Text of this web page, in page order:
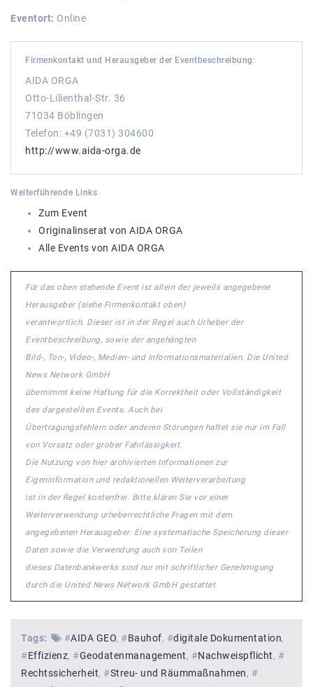
Eventort: Online
Firmenkontakt und Herausgeber der Eventbeschreibung:
AIDA ORGA
Otto-Lilienthal-Str. 36
71034 Böblingen
Telefon: +49 (7031) 304600
http://www.aida-orga.de
Weiterführende Links
Zum Event
Originalinserat von AIDA ORGA
Alle Events von AIDA ORGA
Für das oben stehende Event ist allein der jeweils angegebene
Herausgeber (siehe Firmenkontakt oben)
verantwortlich. Dieser ist in der Regel auch Urheber der
Eventbeschreibung, sowie der angehängten
Bild-, Ton-, Video-, Medien- und Informationsmaterialien. Die United
News Network GmbH
übernimmt keine Haftung für die Korrektheit oder Vollständigkeit
des dargestellten Events. Auch bei
Übertragungsfehlern oder anderen Störungen haftet sie nur im Fall
von Vorsatz oder grober Fahrlässigkeit.
Die Nutzung von hier archivierten Informationen zur
Eigeninformation und redaktionellen Weiterverarbeitung
ist in der Regel kostenfrei. Bitte klären Sie vor einer
Weiterverwendung urheberrechtliche Fragen mit dem
angegebenen Herausgeber. Eine systematische Speicherung dieser
Daten sowie die Verwendung auch von Teilen
dieses Datenbankwerks sind nur mit schriftlicher Genehmigung
durch die United News Network GmbH gestattet
Tags: #AIDA GEO #Bauhof #digitale Dokumentation
#Effizienz #Geodatenmanagement #Nachweispflicht
#
Rechtssicherheit #Streu- und Räummaßnahmen
#